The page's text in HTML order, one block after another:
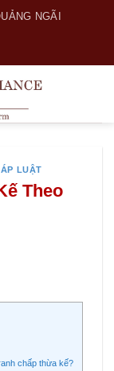
NGÃI
LUẬT
Theo
chấp thừa kế?